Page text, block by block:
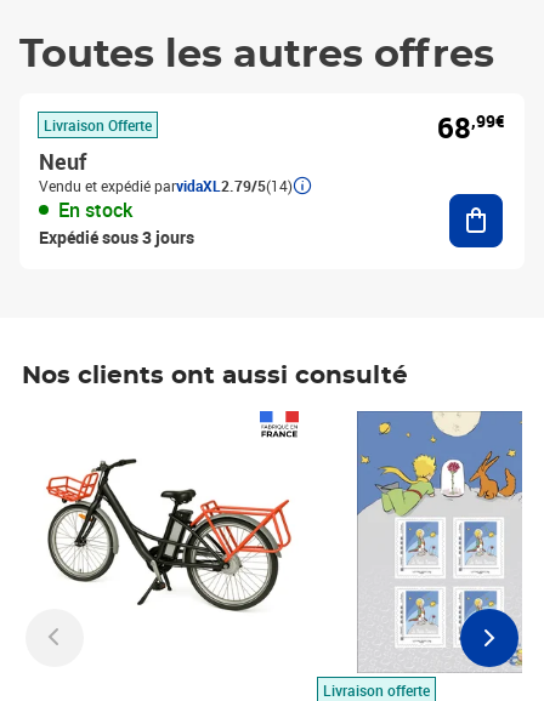
Toutes les autres offres
Livraison Offerte
Neuf
Vendu et expédié parvidaXL 2.79/5(14)
En stock
Expédié sous 3 jours
68,99€
Nos clients ont aussi consulté
Livraison offerte
Prix 7,50€